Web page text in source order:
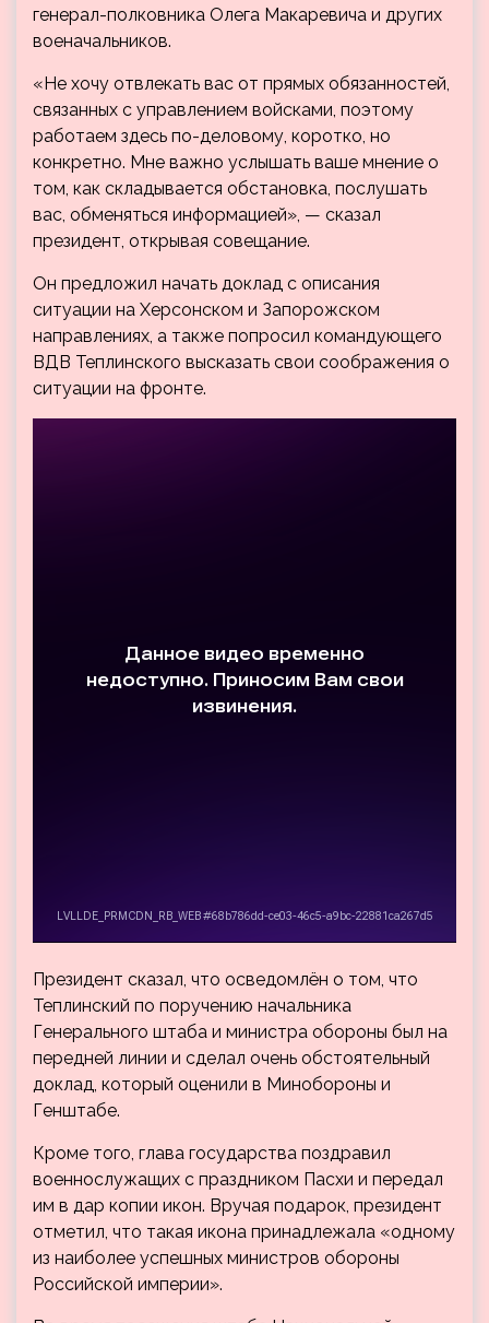
генерал-полковника Олега Макаревича и других
военачальников.
«Не хочу отвлекать вас от прямых обязанностей,
связанных с управлением войсками, поэтому
работаем здесь по-деловому, коротко, но
конкретно. Мне важно услышать ваше мнение о
том, как складывается обстановка, послушать
вас, обменяться информацией», — сказал
президент, открывая совещание.
Он предложил начать доклад с описания
ситуации на Херсонском и Запорожском
направлениях, а также попросил командующего
ВДВ Теплинского высказать свои соображения о
ситуации на фронте.
Президент сказал, что осведомлён о том, что
Теплинский по поручению начальника
Генерального штаба и министра обороны был на
передней линии и сделал очень обстоятельный
доклад, который оценили в Минобороны и
Генштабе.
Кроме того, глава государства поздравил
военнослужащих с праздником Пасхи и передал
им в дар копии икон. Вручая подарок, президент
отметил, что такая икона принадлежала «одному
из наиболее успешных министров обороны
Российской империи».